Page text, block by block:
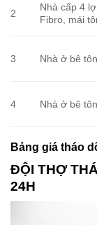
2
Nhà cấp 4
Fibro, mái
3 Nhà ở bê
4 Nhà ở bê
Bảng giá tháo
ĐỘI THỢ
24H